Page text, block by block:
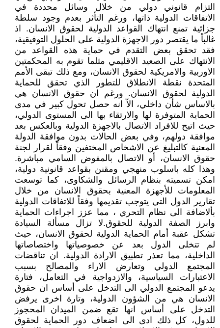
التزام قانوني دولي من خلال وسائل محددة في
الاتفاقات الدولية ذاتها، ورغم التأثر بعدم وجود سلطة
جزائية تمنع انتهاك القواعد الدولية لحقوق الانسان. اذ
غالباً ما يقتصر دور الاجهزة الدولية على الحلول التوفيقية،
فقد تحقق بعض التقدم في حماية هذه القواعد من
الانتهاك على الصعيد الاقليمي مثلما تقوم به المحكمتين
الاوربية والامريكية لحقوق الانسان، ومع ذلك تبقى الأمم
المتحدة نقطة الانطلاق للتطور الذي تحقق للحماية
الدولية لحقوق الانسان. ورغم ان حقوق الانسان هي
بالاساس شأن داخلي، الاّ انه حصل تحول كبير في مدى
الحماية المتوفرة لها والارتقاء بها الى المستوى الدولي،
حيث اتيح للافراد الاتصال بالاجهزة الدولية وبالعكس بعد
موافقة دولهم، وفي بعض الحالات بدون موافقة الدولة
المعنية كالتبليغ عن الاشخاص المختفين وفقاً لقرار لجنة
حقوق الانسان، أو الاتصال بالمفوض السامي مباشرة.
وهذا كله باسلوب منهجي ومقنن بقواعد قانونية دولية،
امكن تسميته بنظام الرسائل والشكاوى، كما توسعت
المعلومات للأجهزة المعنية بحقوق الانسان من خلال
تقارير الدول التي يتوجب تقديمها وفقاً للاتفاقات الدولية
بألاضافة الى نظام التحري ، مما عزز اجراءات الحماية
وابرز الصفة الدولية للحقوق.لا تزال مسألة السيادة
تشكل عقبة أمام الحماية الدولية لحقوق الانسان، حيث
لم تتخلى الدول بعد عن خصوصياتها واختصاصاتها
الداخلية، مما تعذر تطبيق الارادة الدولية. ان تناقضات
المجتمع الدولي وتعارض الاراء والمصالح بسبب
الاعتبارات السياسية، والازدواجية في التعامل، فتارة
يدعو المجتمع الدولي الى التدخل على أساس ان حقوق
الانسان هي من الشؤون الدولية، وتارة اخرى يرفض
التدخل على أساس انها تقع ضمن الميدان المحجوز
للدول، كل ذلك ادى الى اضعاف دور الحماية لحقوق